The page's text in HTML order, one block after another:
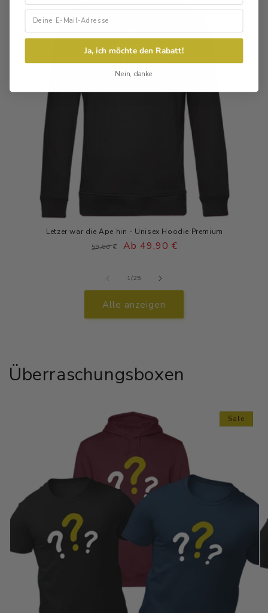
Letzer war die Ape hin - Unisex Hoodie Premium
Normaler
59,90 €
Verkaufspreis
Ab 49,90 €
1/von
25
Alle anzeigen
Überraschungsboxen
Sale
Ja, ich möchte den Rabatt!
Nein, danke